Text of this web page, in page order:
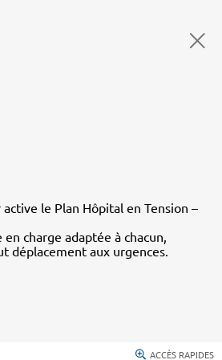
le Plan Hôpital en Tension –
charge adaptée à chacun,
déplacement aux urgences.
ACCÈS RAPIDES